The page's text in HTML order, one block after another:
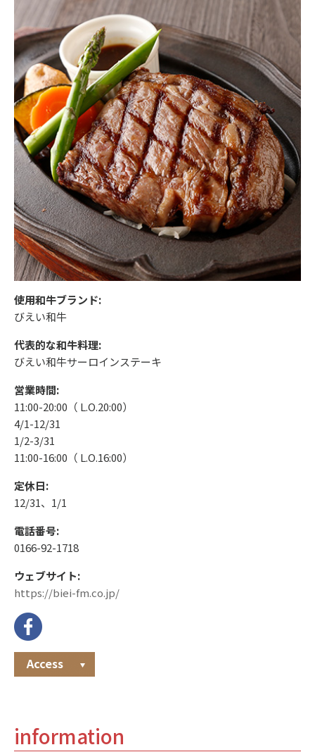
使用和牛ブランド:
びえい和牛
代表的な和牛料理:
びえい和牛サーロインステーキ
営業時間:
11:00-20:00（ L.O.20:00）
4/1-12/31
1/2-3/31
11:00-16:00（ L.O.16:00）
定休日:
12/31、1/1
電話番号:
0166-92-1718
ウェブサイト:
https://biei-fm.co.jp/
Access
information